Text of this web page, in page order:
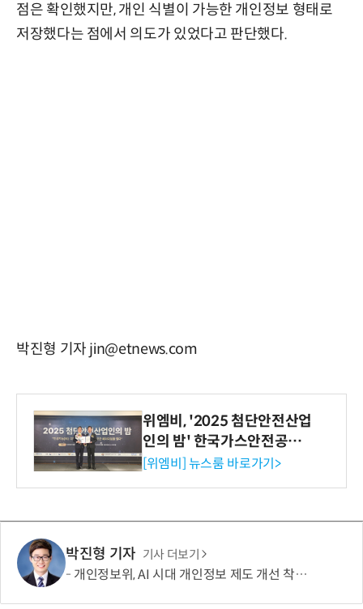
점은 확인했지만, 개인 식별이 가능한 개인정보 형태로
저장했다는 점에서 의도가 있었다고 판단했다.
박진형 기자 jin@etnews.com
위엠비, '2025 첨단안전산업
인의 밤' 한국가스안전공사
사장상 수상
[위엠비] 뉴스룸 바로가기>
박진형 기자 기사 더보기
개인정보위, AI 시대 개인정보 제도 개선 착수…국민제안 접수